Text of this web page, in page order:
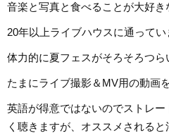
音楽と写真と食べることが大好き
20年以上ライブハウスに通ってい
体力的に夏フェスがそろそろつら
たまにライブ撮影＆MV用の動画
英語が得意ではないのでストレ
く聴きますが、オススメされる